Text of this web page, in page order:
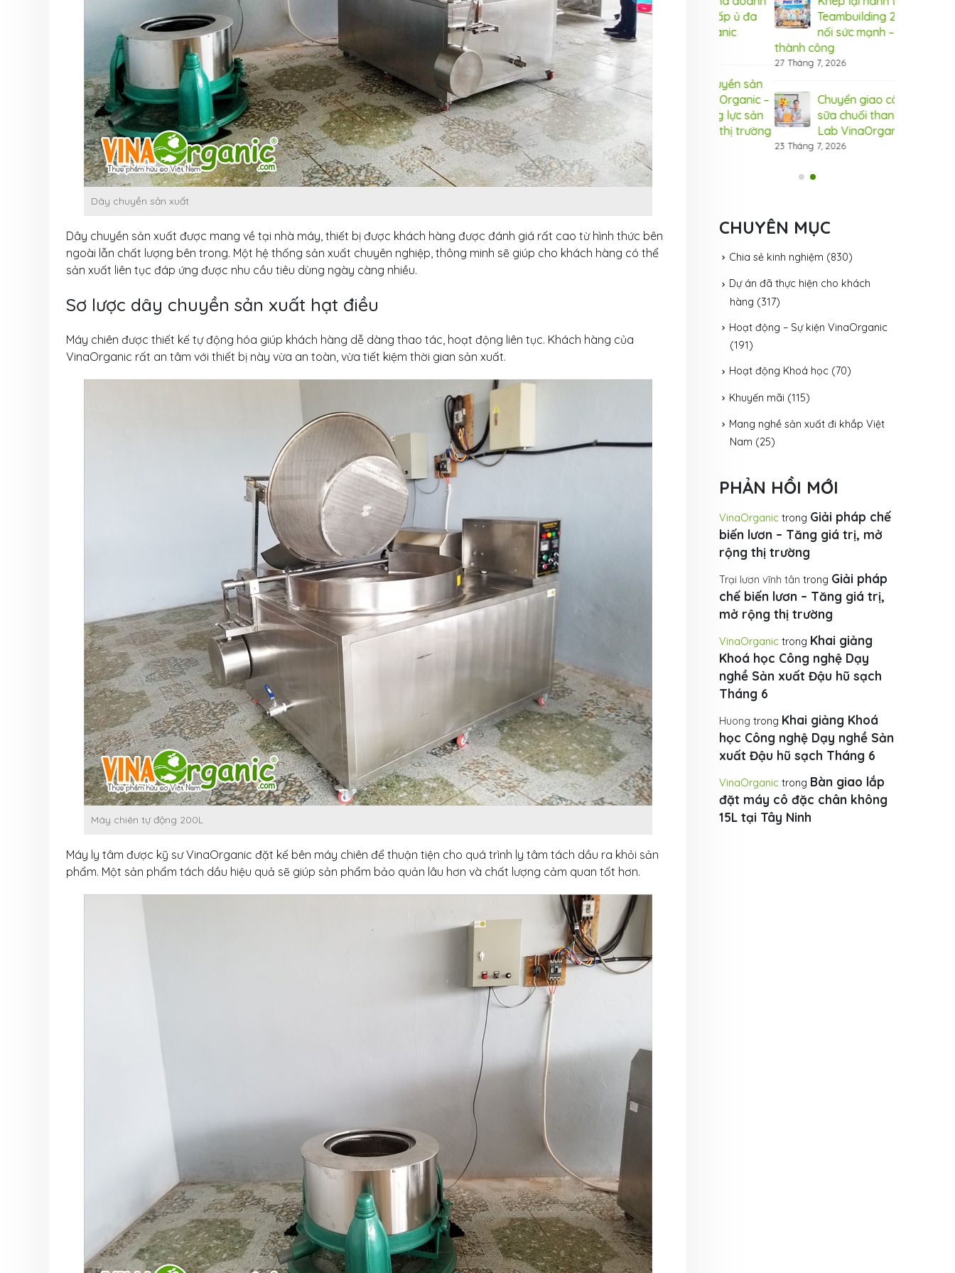
Dây chuyền sản xuất
Dây chuyền sản xuất được mang về tại nhà máy, thiết bị được khách hàng được đánh giá rất cao từ hình thức bên
ngoài lẫn chất lượng bên trong. Một hệ thống sản xuất chuyên nghiệp, thông minh sẽ giúp cho khách hàng có thể
sản xuất liên tục đáp ứng được nhu cầu tiêu dùng ngày càng nhiều.
Sơ lược dây chuyền sản xuất hạt điều
Máy chiên được thiết kế tự động hóa giúp khách hàng dễ dàng thao tác, hoạt động liên tục. Khách hàng của
VinaOrganic rất an tâm với thiết bị này vừa an toàn, vừa tiết kiệm thời gian sản xuất.
Máy chiên tự động 200L
Máy ly tâm được kỹ sư VinaOrganic đặt kế bên máy chiên để thuận tiện cho quá trình ly tâm tách dầu ra khỏi sản
phẩm. Một sản phẩm tách dầu hiệu quả sẽ giúp sản phẩm bảo quản lâu hơn và chất lượng cảm quan tốt hơn.
thu nhờ máy hấp ủ đa
năng VinaOrganic
31 Tháng 7, 2026
Đầu tư dây chuyền sản
xuất muối VinaOrganic –
Nâng cao năng lực sản
xuất, đáp ứng nhu cầu thị trường
31 Tháng 7, 2026
Teambuilding 2026 – Kết
nối sức mạnh – Bứt phá
27 Tháng 7, 2026
Chuyển giao công nghệ
sữa chuối thanh trùng tại
Lab VinaOrganic
23 Tháng 7, 2026
thu nhờ máy hấp ủ đa
năng VinaOrganic
31 Tháng 7, 2026
Đầu tư dây chuyền sản
xuất muối VinaOrganic –
Nâng cao năng lực sản
xuất, đáp ứng nhu cầu thị trường
31 Tháng 7, 2026
Teambuilding 2026 – Kết
nối sức mạnh – Bứt phá
thành công
27 Tháng 7, 2026
Chuyển giao công nghệ
sữa chuối thanh trùng tại
Lab VinaOrganic
23 Tháng 7, 2026
CHUYÊN MỤC
Chia sẻ kinh nghiệm (830)
Dự án đã thực hiện cho khách
hàng (317)
Hoạt động – Sự kiện VinaOrganic
(191)
Hoạt động Khoá học (70)
Khuyến mãi (115)
Mang nghề sản xuất đi khắp Việt
Nam (25)
PHẢN HỒI MỚI
VinaOrganic trong Giải pháp chế
biến lươn – Tăng giá trị, mở
rộng thị trường
Trại lươn vĩnh tân trong Giải pháp
chế biến lươn – Tăng giá trị,
mở rộng thị trường
VinaOrganic trong Khai giảng
Khoá học Công nghệ Dạy
nghề Sản xuất Đậu hũ sạch
Tháng 6
Huong trong Khai giảng Khoá
học Công nghệ Dạy nghề Sản
xuất Đậu hũ sạch Tháng 6
VinaOrganic trong Bàn giao lắp
đặt máy cô đặc chân không
15L tại Tây Ninh